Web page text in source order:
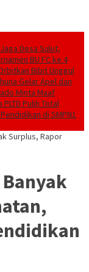
Desa Sulut,
BU FC ke 4
Bibit Unggul
Gelar Apel dan
Minta Maaf
Pulih Total
di SMPN1
Surplus, Rapor
Banyak